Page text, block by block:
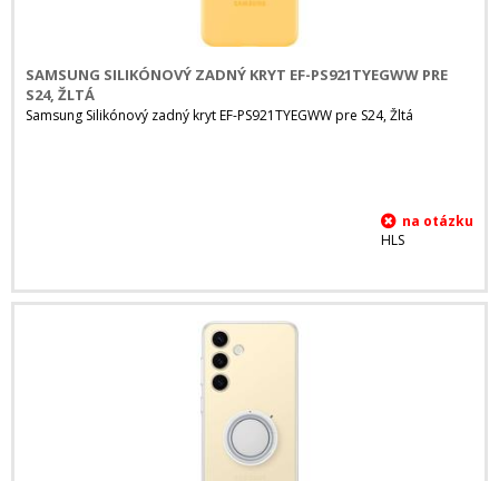
SAMSUNG SILIKÓNOVÝ ZADNÝ KRYT EF-PS921TYEGWW PRE
S24, ŽLTÁ
Samsung Silikónový zadný kryt EF-PS921TYEGWW pre S24, Žltá
HLS